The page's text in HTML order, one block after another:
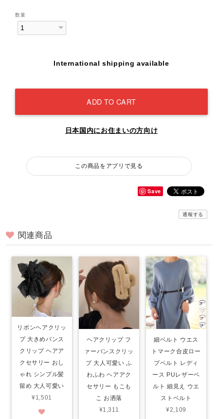
数量
International shipping available
ADD TO CART
日本国内にお住まいの方向け
この商品をアプリで見る
Save
通報する
関連商品
リボンヘアクリッ
プ 大きめバンス
クリップ ヘアア
クセサリー おし
ゃれ シンプル髪
留め 大人可愛い
¥1,501
ヘアクリップ フ
ァーバンスクリッ
プ 大人可愛い ふ
わふわ ヘアアク
セサリー もこも
こ お洒落
¥1,311
細ベルト ウエス
トマーク合皮ロー
プベルト レディ
ース PUレザーベ
ルト 細見え ウエ
ストベルト
¥2,109